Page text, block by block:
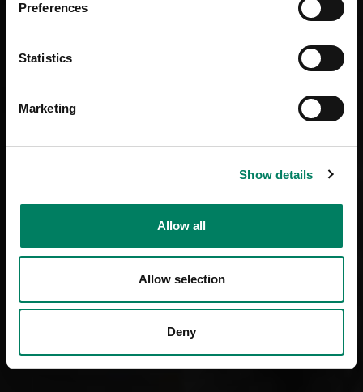
Preferences
Statistics
Marketing
Show details
Allow all
Allow selection
Deny